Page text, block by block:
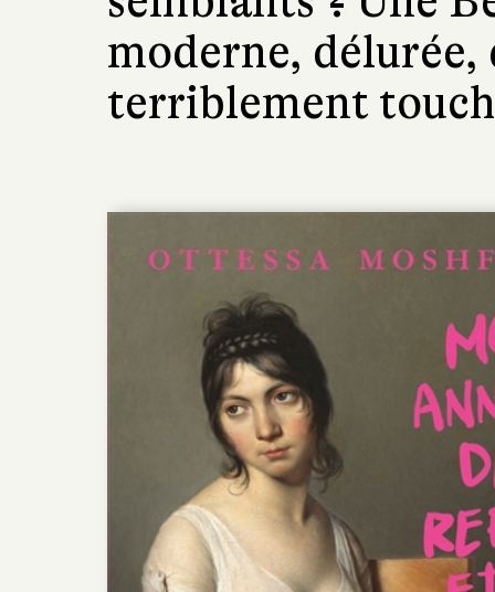
moderne, délurée,
terriblement